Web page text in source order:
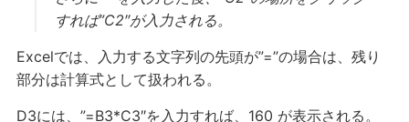
すれば”C2″が入力される。
Excelでは、入力する文字列の先頭が”=”の場合は、残り
部分は計算式として扱われる。
D3には、”=B3*C3″を入力すれば、160 が表示される。